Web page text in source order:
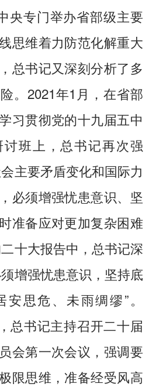
央专门举办省部级主要
思维着力防范化解重大
总书记又深刻分析了多
。2021年1月，在省部
习贯彻党的十九届五中
班上，总书记再次强
主要矛盾变化和国际力
必须增强忧患意识、坚
准备应对更加复杂困难
十大报告中，总书记深
增强忧患意识，坚持底
思危、未雨绸缪”。
总书记主持召开二十届
会第一次会议，强调要
限思维，准备经受风高